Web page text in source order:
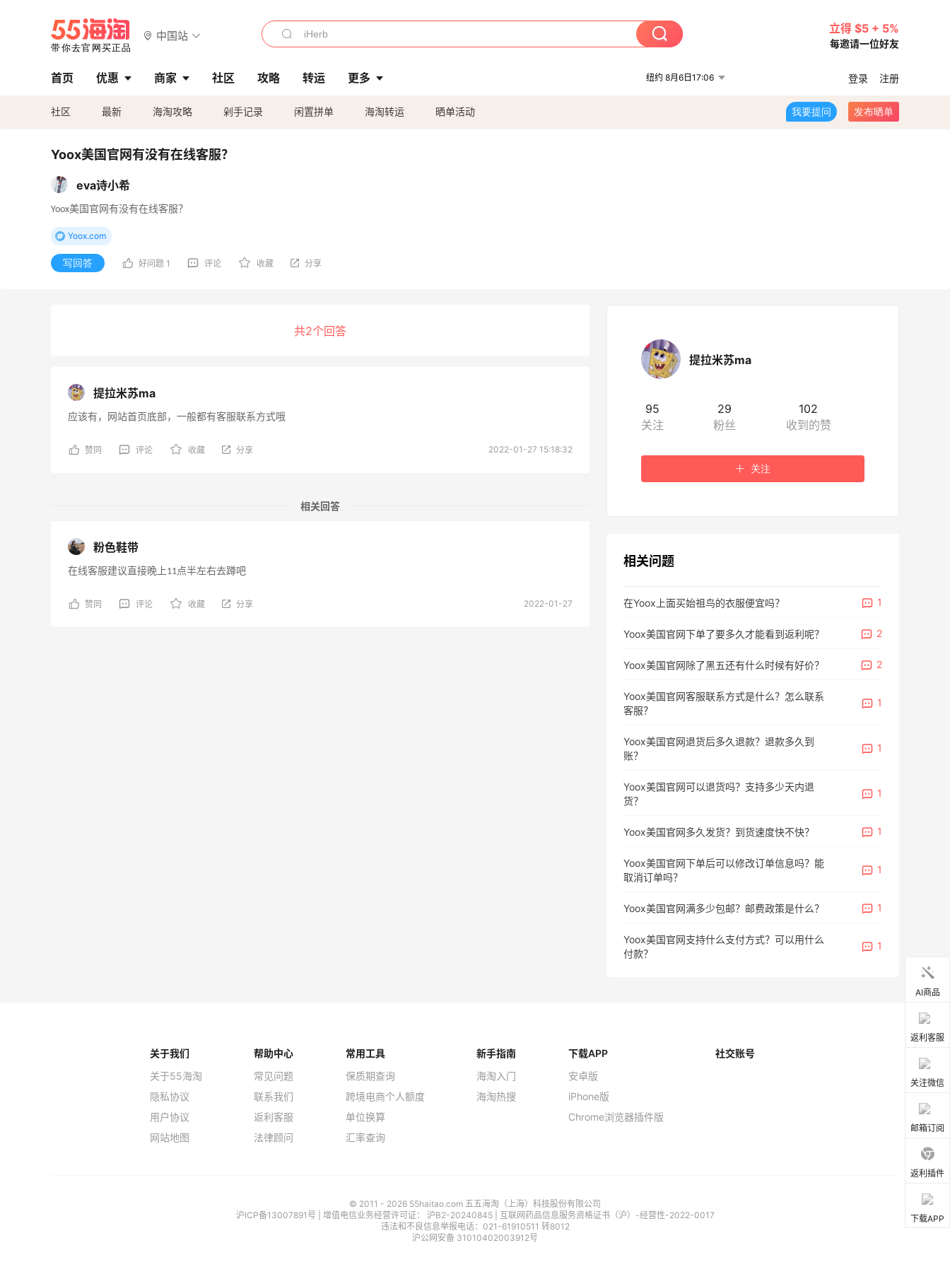
中国站
立得 $5 + 5%
每邀请一位好友
首页 优惠 商家 社区 攻略 转运 更多 纽约 8月6日17:06 登录 注册
社区 最新 海淘攻略 剁手记录 闲置拼单 海淘转运 晒单活动 我要提问 发布晒单
Yoox美国官网有没有在线客服？
eva诗小希
Yoox美国官网有没有在线客服？
Yoox.com
写回答 好问题 1 评论 收藏 分享
共2个回答
提拉米苏ma
应该有，网站首页底部，一般都有客服联系方式哦
赞同 评论 收藏 分享 2022-01-27 15:18:32
相关回答
粉色鞋带
在线客服建议直接晚上11点半左右去蹲吧
赞同 评论 收藏 分享 2022-01-27
提拉米苏ma
95
关注
29
粉丝
102
收到的赞
关注
相关问题
在Yoox上面买始祖鸟的衣服便宜吗？ 1
Yoox美国官网下单了要多久才能看到返利呢？ 2
Yoox美国官网除了黑五还有什么时候有好价？ 2
Yoox美国官网客服联系方式是什么？怎么联系
客服？
1
Yoox美国官网退货后多久退款？退款多久到
账？
1
Yoox美国官网可以退货吗？支持多少天内退
货？
1
Yoox美国官网多久发货？到货速度快不快？ 1
Yoox美国官网下单后可以修改订单信息吗？能
取消订单吗？
1
Yoox美国官网满多少包邮？邮费政策是什么？ 1
Yoox美国官网支持什么支付方式？可以用什么
付款？
1
AI商品
返利客服
关注微信
邮箱订阅
返利插件
下载APP
关于我们
关于55海淘
隐私协议
用户协议
网站地图
帮助中心
常见问题
联系我们
返利客服
法律顾问
常用工具
保质期查询
跨境电商个人额度
单位换算
汇率查询
新手指南
海淘入门
海淘热搜
下载APP
安卓版
iPhone版
Chrome浏览器插件版
社交账号
© 2011 - 2026 55haitao.com 五五海淘（上海）科技股份有限公司
沪ICP备13007891号
| 增值电信业务经营许可证： 沪B2-20240845
互联网药品信息服务资格证书（沪）-经营性-2022-0017
违法和不良信息举报电话：021-61910511 转8012
沪公网安备 31010402003912号